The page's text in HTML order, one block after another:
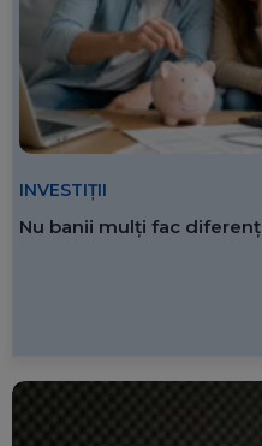
INVESTIȚII
Nu banii mulți fac